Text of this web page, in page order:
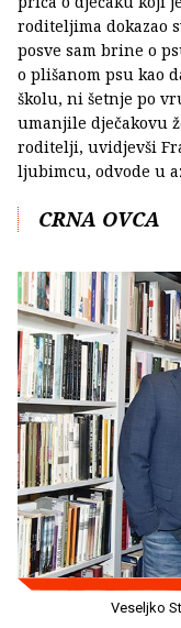
roditeljima dokazao
posve sam brine o
o plišanom psu kao
školu, ni šetnje po
umanjile dječakovu
roditelji, uvidjevši
ljubimcu, odvode u
CRNA OVCA
Veseljko